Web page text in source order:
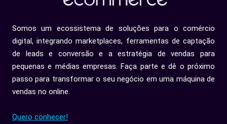
Somos um ecossistema de soluções para o comércio
digital, integrando marketplaces, ferramentas de captação
de leads e conversão e a estratégia de vendas para
pequenas e médias empresas. Faça parte e dê o próximo
passo para transformar o seu negócio em uma máquina de
vendas no online.
Quero conhecer!